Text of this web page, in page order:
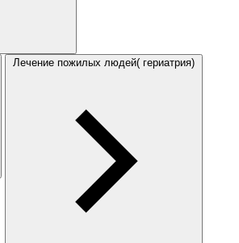
Лечение пожилых людей( гериатрия)